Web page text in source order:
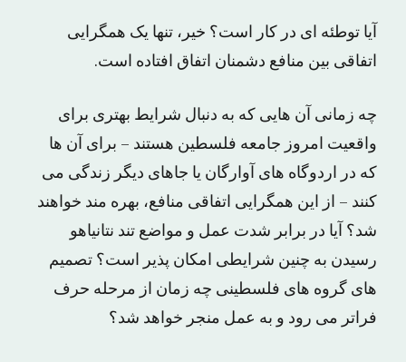
آیا توطئه ای در کار است؟ خیر، تنها یک همگرایی
اتفاقی بین منافع دشمنان اتفاق افتاده است.
چه زمانی آن هایی که به دنبال شرایط بهتری برای
واقعیت امروز جامعه فلسطین هستند – برای آن ها
که در اردوگاه های آوارگان یا جاهای دیگر زندگی می
کنند – از این همگرایی اتفاقی منافع، بهره مند خواهند
شد؟ آیا در برابر شدت عمل و مواضع تند نتانیاهو
رسیدن به چنین شرایطی امکان پذیر است؟ تصمیم
های گروه های فلسطینی چه زمان از مرحله حرف
فراتر می رود و به عمل منجر خواهد شد؟